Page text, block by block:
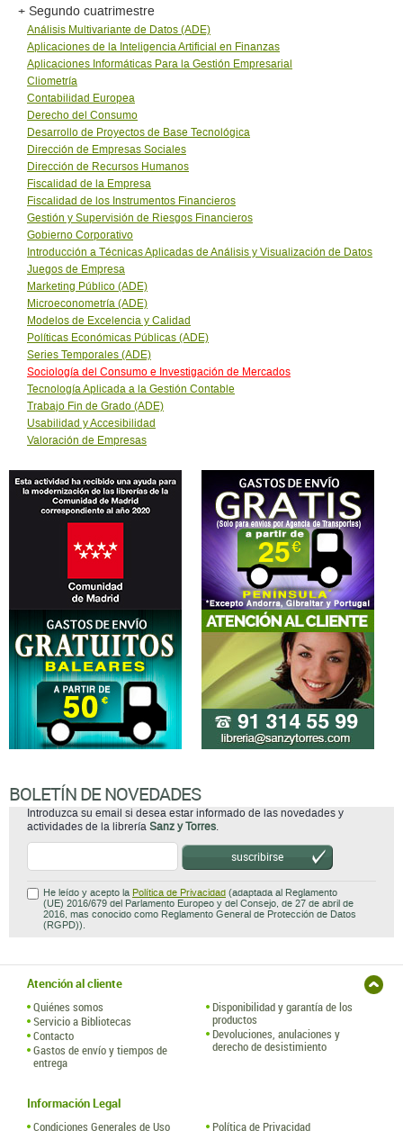
+ Segundo cuatrimestre
Análisis Multivariante de Datos (ADE)
Aplicaciones de la Inteligencia Artificial en Finanzas
Aplicaciones Informáticas Para la Gestión Empresarial
Cliometría
Contabilidad Europea
Derecho del Consumo
Desarrollo de Proyectos de Base Tecnológica
Dirección de Empresas Sociales
Dirección de Recursos Humanos
Fiscalidad de la Empresa
Fiscalidad de los Instrumentos Financieros
Gestión y Supervisión de Riesgos Financieros
Gobierno Corporativo
Introducción a Técnicas Aplicadas de Análisis y Visualización de Datos
Juegos de Empresa
Marketing Público (ADE)
Microeconometrí­a (ADE)
Modelos de Excelencia y Calidad
Políticas Económicas Públicas (ADE)
Series Temporales (ADE)
Sociología del Consumo e Investigación de Mercados
Tecnología Aplicada a la Gestión Contable
Trabajo Fin de Grado (ADE)
Usabilidad y Accesibilidad
Valoración de Empresas
BOLETÍN DE NOVEDADES
Introduzca su email si desea estar informado de las novedades y
actividades de la librería Sanz y Torres.
suscribirse
He leído y acepto la Política de Privacidad (adaptada al Reglamento
(UE) 2016/679 del Parlamento Europeo y del Consejo, de 27 de abril de
2016, mas conocido como Reglamento General de Protección de Datos
(RGPD)).
Atención al cliente
Quiénes somos
Servicio a Bibliotecas
Contacto
Gastos de envío y tiempos de
entrega
Disponibilidad y garantía de los
productos
Devoluciones, anulaciones y
derecho de desistimiento
Información Legal
Condiciones Generales de Uso
Política de Privacidad